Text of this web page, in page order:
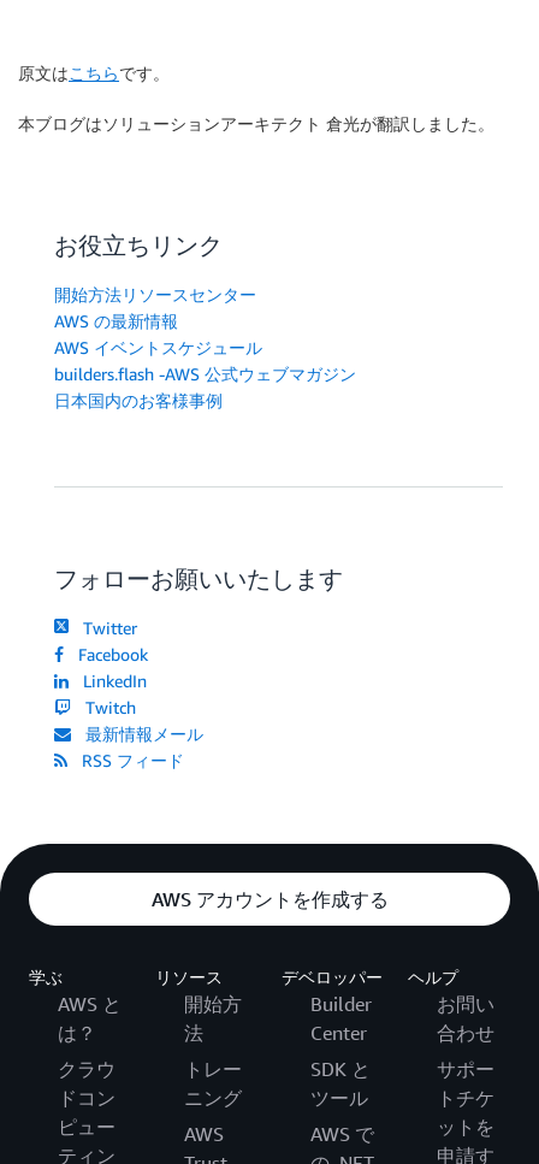
原文はこちらです。
本ブログはソリューションアーキテクト 倉光が翻訳しました。
お役立ちリンク
開始方法リソースセンター
AWS の最新情報
AWS イベントスケジュール
builders.flash -AWS 公式ウェブマガジン
日本国内のお客様事例
フォローお願いいたします
Twitter
Facebook
LinkedIn
Twitch
最新情報メール
RSS フィード
AWS アカウントを作成する
学ぶ
AWS と
は？
クラウ
ドコン
ピュー
ティン
リソース
開始方
法
トレー
ニング
AWS
デベロッパー
Builder
Center
SDK と
ツール
AWS で
ヘルプ
お問い
合わせ
サポー
トチケ
ットを
申請す